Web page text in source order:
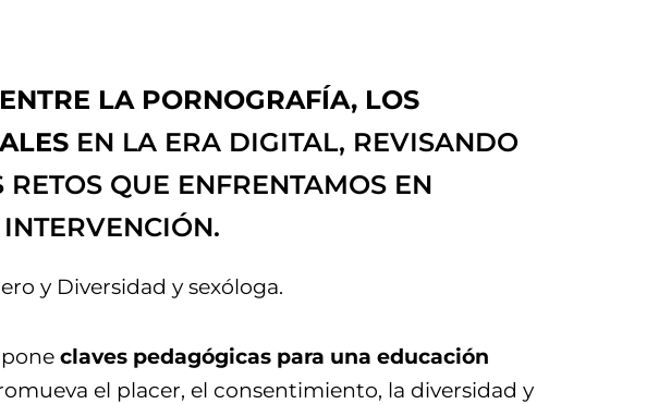
LA PORNOGRAFÍA, LOS
EN LA ERA DIGITAL, REVISANDO
QUE ENFRENTAMOS EN
y Diversidad y sexóloga.
claves pedagógicas para una educación
el placer, el consentimiento, la diversidad y